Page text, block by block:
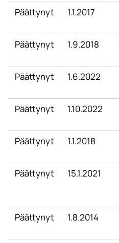
Päättynyt
1.1.2017
Päättynyt
1.9.2018
Päättynyt 1.6.2022
Päättynyt
1.10.2022
Päättynyt
1.1.2018
Päättynyt 15.1.2021
Päättynyt
1.8.2014